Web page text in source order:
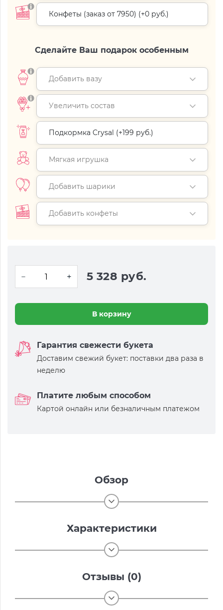
Конфеты (заказ от 7950) (+0 руб.)
Сделайте Ваш подарок особенным
Добавить вазу
Увеличить состав
Подкормка Crysal (+199 руб.)
Мягкая игрушка
Добавить шарики
Добавить конфеты
5 328 руб.
В корзину
Гарантия свежести букета
Доставим свежий букет: поставки два раза в
неделю
Платите любым способом
Картой онлайн или безналичным платежом
Обзор
Характеристики
Отзывы (0)